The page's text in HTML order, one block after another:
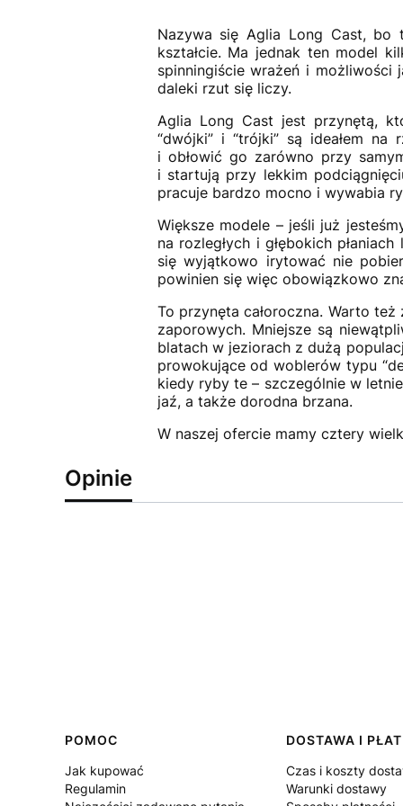
Nazywa sięAglia Long Cast, bo
kształcie. Ma jednak ten model
spinningiście wrażeń i
daleki rzut się liczy.
Aglia Long Cast jest przynętą,
“dwójki” i “trójki” są ideałem
i obłowić go zarówno przy
i startują przy lekkim
pracuje bardzo mocno i wywabia
Większe modele – jeśli już
na rozległych i głębokich
się wyjątkowo irytować nie
powinien się więc obowiązkowo
To przynęta całoroczna. Warto
zaporowych. Mniejsze są
blatach w jeziorach z dużą
prowokujące od woblerów typu
kiedy ryby te – szczególnie w
jaź, a także dorodna brzana.
W naszej ofercie mamy cztery
Opinie
Linki w stopce
POMOC
Jak kupować
Regulamin
DOSTAWA I
Czas i koszty
Warunki dostawy